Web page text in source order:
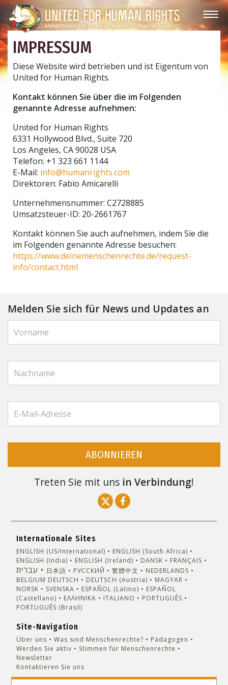
IMPRESSUM
Diese Website wird betrieben und ist Eigentum von
United for Human Rights.
Kontakt können Sie über die im Folgenden
genannte Adresse aufnehmen:
United for Human Rights
6331 Hollywood Blvd., Suite 720
Los Angeles, CA 90028 USA
Telefon: +1 323 661 1144
E-Mail: info@humanrights.com
Direktoren: Fabio Amicarelli
Unternehmensnummer: C2728885
Umsatzsteuer-ID: 20-2661767
Kontakt können Sie auch aufnehmen, indem Sie die
im Folgenden genannte Adresse besuchen:
https://www.deinemenschenrechte.de/request-
info/contact.html
Melden Sie sich für News und Updates an
ABONNIEREN
Treten Sie mit uns in Verbindung!
Internationale Sites
ENGLISH (US/International)
ENGLISH (South Africa)
ENGLISH (India)
ENGLISH (Ireland) DANSK FRANÇAIS
עברית 日本語 РУССКИЙ 繁體中文
NEDERLANDS
BELGIUM DEUTSCH DEUTSCH (Austria)
MAGYAR
NORSK
SVENSKA ESPAÑOL (Latino)
ESPAÑOL
(Castellano)
ΕΛΛΗΝΙΚA ITALIANO
PORTUGUÊS
PORTUGUÊS (Brasil)‎
Site-Navigation
Über uns Was sind Menschenrechte?
Pädagogen
Werden Sie aktiv
Stimmen für Menschenrechte
Newsletter
Kontaktieren Sie uns